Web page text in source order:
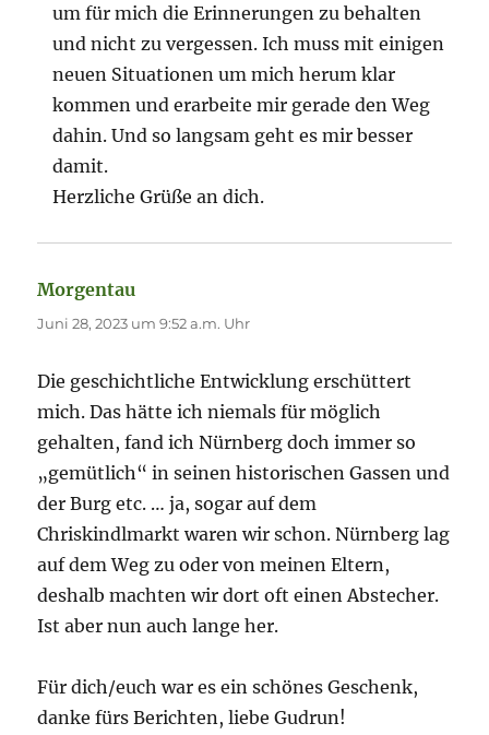
um für mich die Erinnerungen zu behalten
und nicht zu vergessen. Ich muss mit einigen
neuen Situationen um mich herum klar
kommen und erarbeite mir gerade den Weg
dahin. Und so langsam geht es mir besser
damit.
Herzliche Grüße an dich.
Morgentau
Juni 28, 2023 um 9:52 a.m. Uhr
Die geschichtliche Entwicklung erschüttert
mich. Das hätte ich niemals für möglich
gehalten, fand ich Nürnberg doch immer so
„gemütlich“ in seinen historischen Gassen und
der Burg etc. … ja, sogar auf dem
Chriskindlmarkt waren wir schon. Nürnberg lag
auf dem Weg zu oder von meinen Eltern,
deshalb machten wir dort oft einen Abstecher.
Ist aber nun auch lange her.
Für dich/euch war es ein schönes Geschenk,
danke fürs Berichten, liebe Gudrun!